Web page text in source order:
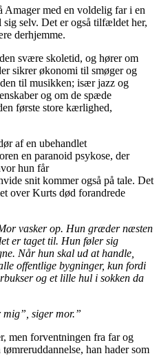
med en voldelig far i en
selv. Det er også tilfældet her,
derhjemme.
svære skoletid, og hører om
sikrer økonomi til smøger og
til musikken; især jazz og
og om de spæde
første store kærlighed,
af en ubehandlet
en paranoid psykose, der
hun får
snit kommer også på tale. Det
over Kurts død forandrede
vasker op. Hun græder næsten
er taget til. Hun føler sig
Når hun skal ud at handle,
offentlige bygninger, kun fordi
og et lille hul i sokken da
mig”, siger mor.”
men forventningen fra far og
han hader som